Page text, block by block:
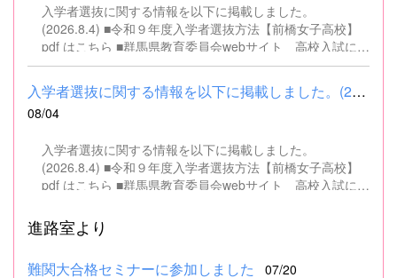
する方は、応募できませんので御了承ください。 （1）地
方公務員法第16条に該当する者（以下のいずれかに該当す
る人） ・禁錮以上の刑に処せられ、その執行を終わるまで
又は執行を受けることがなくなるまでの者 ・群馬県職員と
して懲戒免職の処分を受け、当該処分の日から2年を経過
しない者 ・人事委員会又は公平委員会の委員の職にあっ
て、地方公務員法第60条から第63条までに規定する罪を犯
政府を暴力で破壊することを主張する政党その他の団体を
結成し、又はこれに加入した者 （2）平成11年改正前の民
法の規定による準禁治産の宣告を受けている者（心...
入学者選抜に関する情報を以下に掲載しました。
(2026.8.4) ■令和９年度入学者選抜方法【前橋女子高校】
pdf はこちら ■群馬県教育委員会webサイト 高校入試に関
するページはこちら
入学者選抜に関する情報を以下に掲載しました。(2026.8.4) ■令和...
08/04
入学者選抜に関する情報を以下に掲載しました。
(2026.8.4) ■令和９年度入学者選抜方法【前橋女子高校】
pdf はこちら ■群馬県教育委員会webサイト 高校入試に関
進路室より
難関大合格セミナーに参加しました 07/20